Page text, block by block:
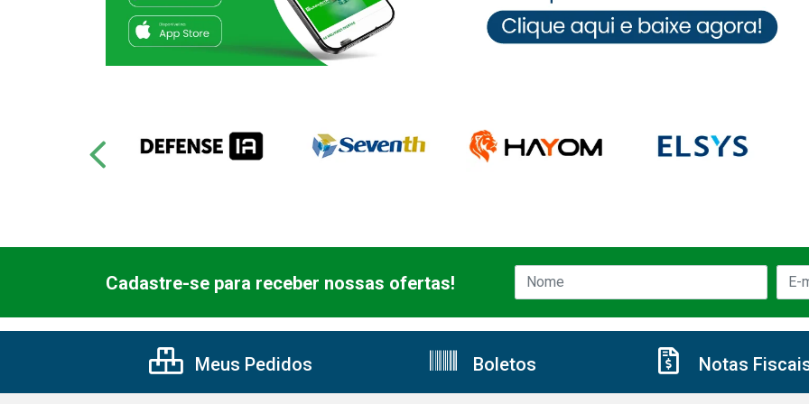
Cadastre-se para receber nossas ofertas!
Meus Pedidos Boletos Notas